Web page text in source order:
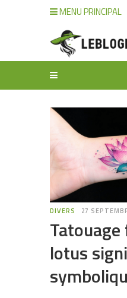
MENU PRINCIPAL
DIVERS 27
lotus